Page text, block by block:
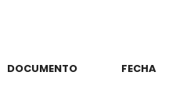
DOCUMENTO FECHA